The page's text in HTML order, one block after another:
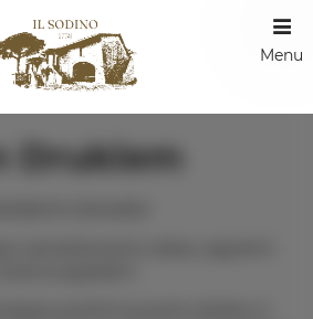
Menu
Drukiem